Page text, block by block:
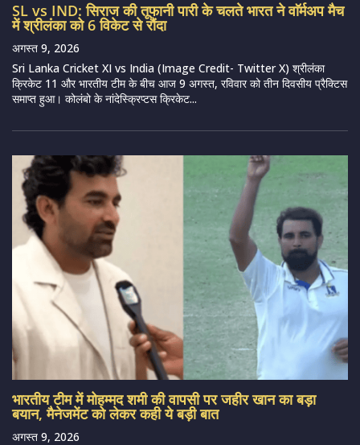
SL vs IND: सिराज की तूफानी पारी के चलते भारत ने वाॅर्मअप मैच
में श्रीलंका को 6 विकेट से रौंदा
अगस्त 9, 2026
Sri Lanka Cricket XI vs India (Image Credit- Twitter X) श्रीलंका
क्रिकेट 11 और भारतीय टीम के बीच आज 9 अगस्त, रविवार को तीन दिवसीय प्रैक्टिस
समाप्त हुआ। कोलंबो के नांदेस्क्रिप्टस क्रिकेट...
भारतीय टीम में मोहम्मद शमी की वापसी पर जहीर खान का बड़ा
बयान, मैनेजमेंट को लेकर कही ये बड़ी बात
अगस्त 9, 2026